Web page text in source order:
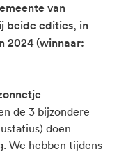
van
beide edities, in
2024 (winnaar:
de 3 bijzondere
doen
We hebben tijdens